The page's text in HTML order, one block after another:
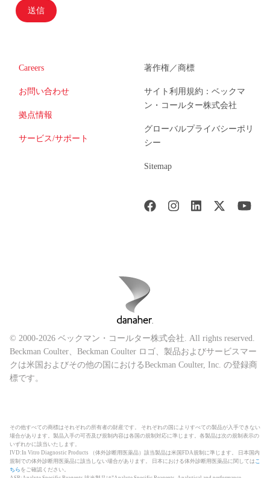
送信
Careers
お問い合わせ
拠点情報
サービス/サポート
著作権／商標
サイト利用規約：ベックマ
ン・コールター株式会社
グローバルプライバシーポリ
シー
Sitemap
© 2000-2026 ベックマン・コールター株式会社. All rights reserved.
Beckman Coulter、Beckman Coulter ロゴ、製品およびサービスマー
クは米国およびその他の国におけるBeckman Coulter, Inc. の登録商
標です。
その他すべての商標はそれぞれの所有者の財産です。 それぞれの国によりすべての製品が入手できない
場合があります。製品入手の可否及び規制内容は各国の規制対応に準じます。各製品は次の規制表示の
いずれかに該当いたします。
IVD:In Vitro Diagnostic Products （体外診断用医薬品）該当製品は米国FDA規制に準じます。 日本国内
規制での体外診断用医薬品に該当しない場合があります。 日本における体外診断用医薬品に関しては こ
ちら をご確認ください。